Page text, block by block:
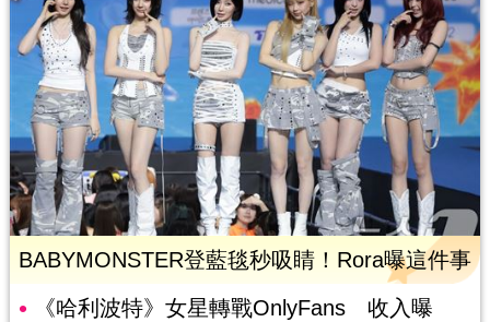
BABYMONSTER登藍毯秒吸睛！Rora曝這件事
《哈利波特》女星轉戰OnlyFans 收入曝